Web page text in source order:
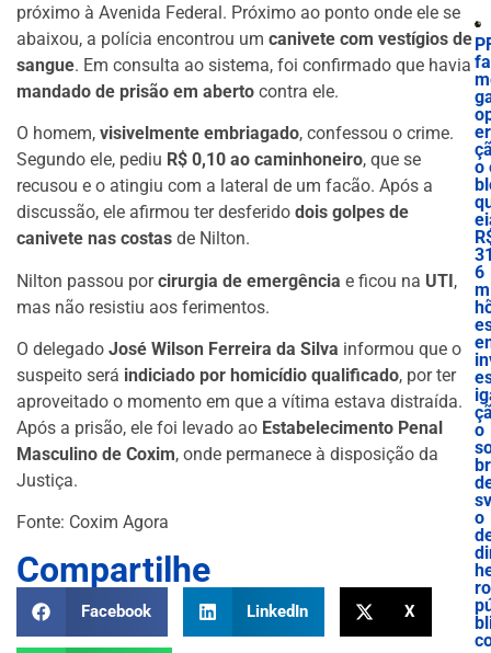
próximo à Avenida Federal. Próximo ao ponto onde ele se
abaixou, a polícia encontrou um canivete com vestígios de
sangue. Em consulta ao sistema, foi confirmado que havia
mandado de prisão em aberto contra ele.
O homem, visivelmente embriagado, confessou o crime.
Segundo ele, pediu R$ 0,10 ao caminhoneiro, que se
recusou e o atingiu com a lateral de um facão. Após a
discussão, ele afirmou ter desferido dois golpes de
canivete nas costas de Nilton.
Nilton passou porcirurgia de emergência e ficou na UTI,
mas não resistiu aos ferimentos.
O delegado José Wilson Ferreira da Silva informou que o
suspeito será indiciado por homicídio qualificado, por ter
aproveitado o momento em que a vítima estava distraída.
Após a prisão, ele foi levado ao Estabelecimento Penal
Masculino de Coxim, onde permanece à disposição da
Justiça.
Fonte: Coxim Agora
Compartilhe
Facebook LinkedIn X
o
6
o
o
ro